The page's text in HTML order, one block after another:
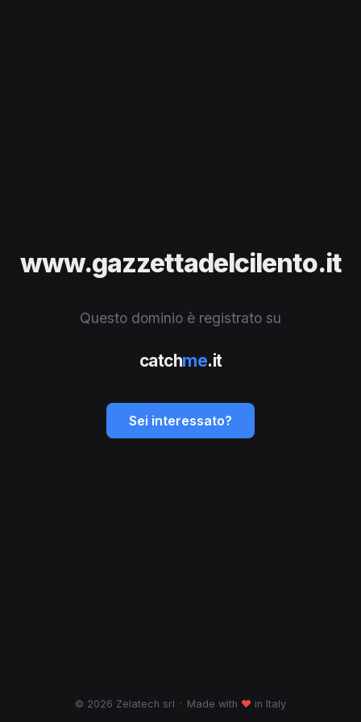
www.gazzettadelcilento.it
Questo dominio è registrato su
catchme.it
Sei interessato?
© 2026 Zelatech srl · Made with ♥ in Italy